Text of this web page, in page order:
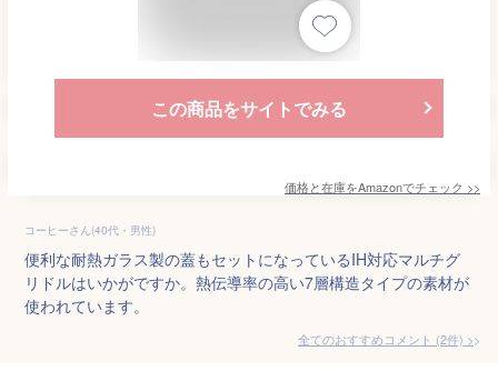
この商品をサイトでみる
価格と在庫をAmazonでチェック >>
コーヒーさん(40代・男性)
便利な耐熱ガラス製の蓋もセットになっているIH対応マルチグ
リドルはいかがですか。熱伝導率の高い7層構造タイプの素材が
使われています。
全てのおすすめコメント (2件) >